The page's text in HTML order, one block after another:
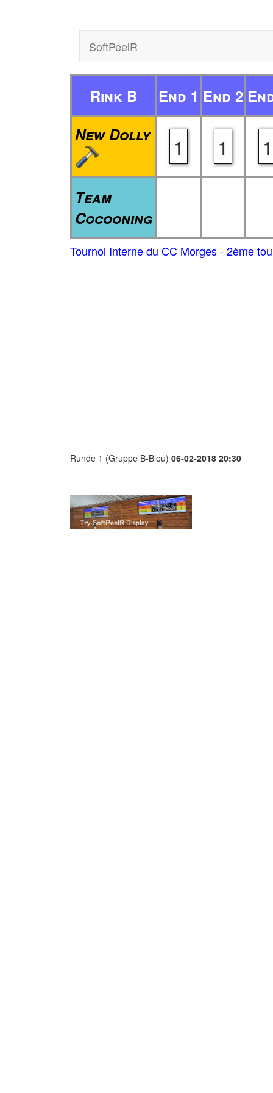
SoftPeelR
Rink B End 1 End 2
New Dolly
1 1 1
Team
Cocooning
Tournoi Interne du CC Morges - 2ème
Runde 1 (Gruppe B-Bleu) 06-02-2018 20:30